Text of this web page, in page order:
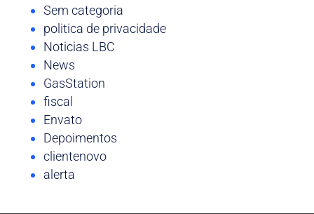
Sem categoria
politica de privacidade
Noticias LBC
News
GasStation
fiscal
Envato
Depoimentos
clientenovo
alerta